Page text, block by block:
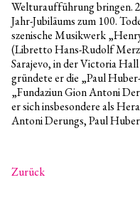
Welturaufführung bringen.
Jahr-Jubiläums zum 100.
szenische Musikwerk
(Libretto Hans-Rudolf
Sarajevo, in der Victoria
gründete er die „Paul
„Fundaziun Gion Antoni
er sich insbesondere als
Antoni Derungs, Paul
Zurück